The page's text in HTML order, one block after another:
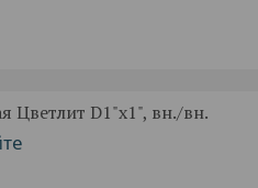
Цветлит D1"x1", вн./вн.